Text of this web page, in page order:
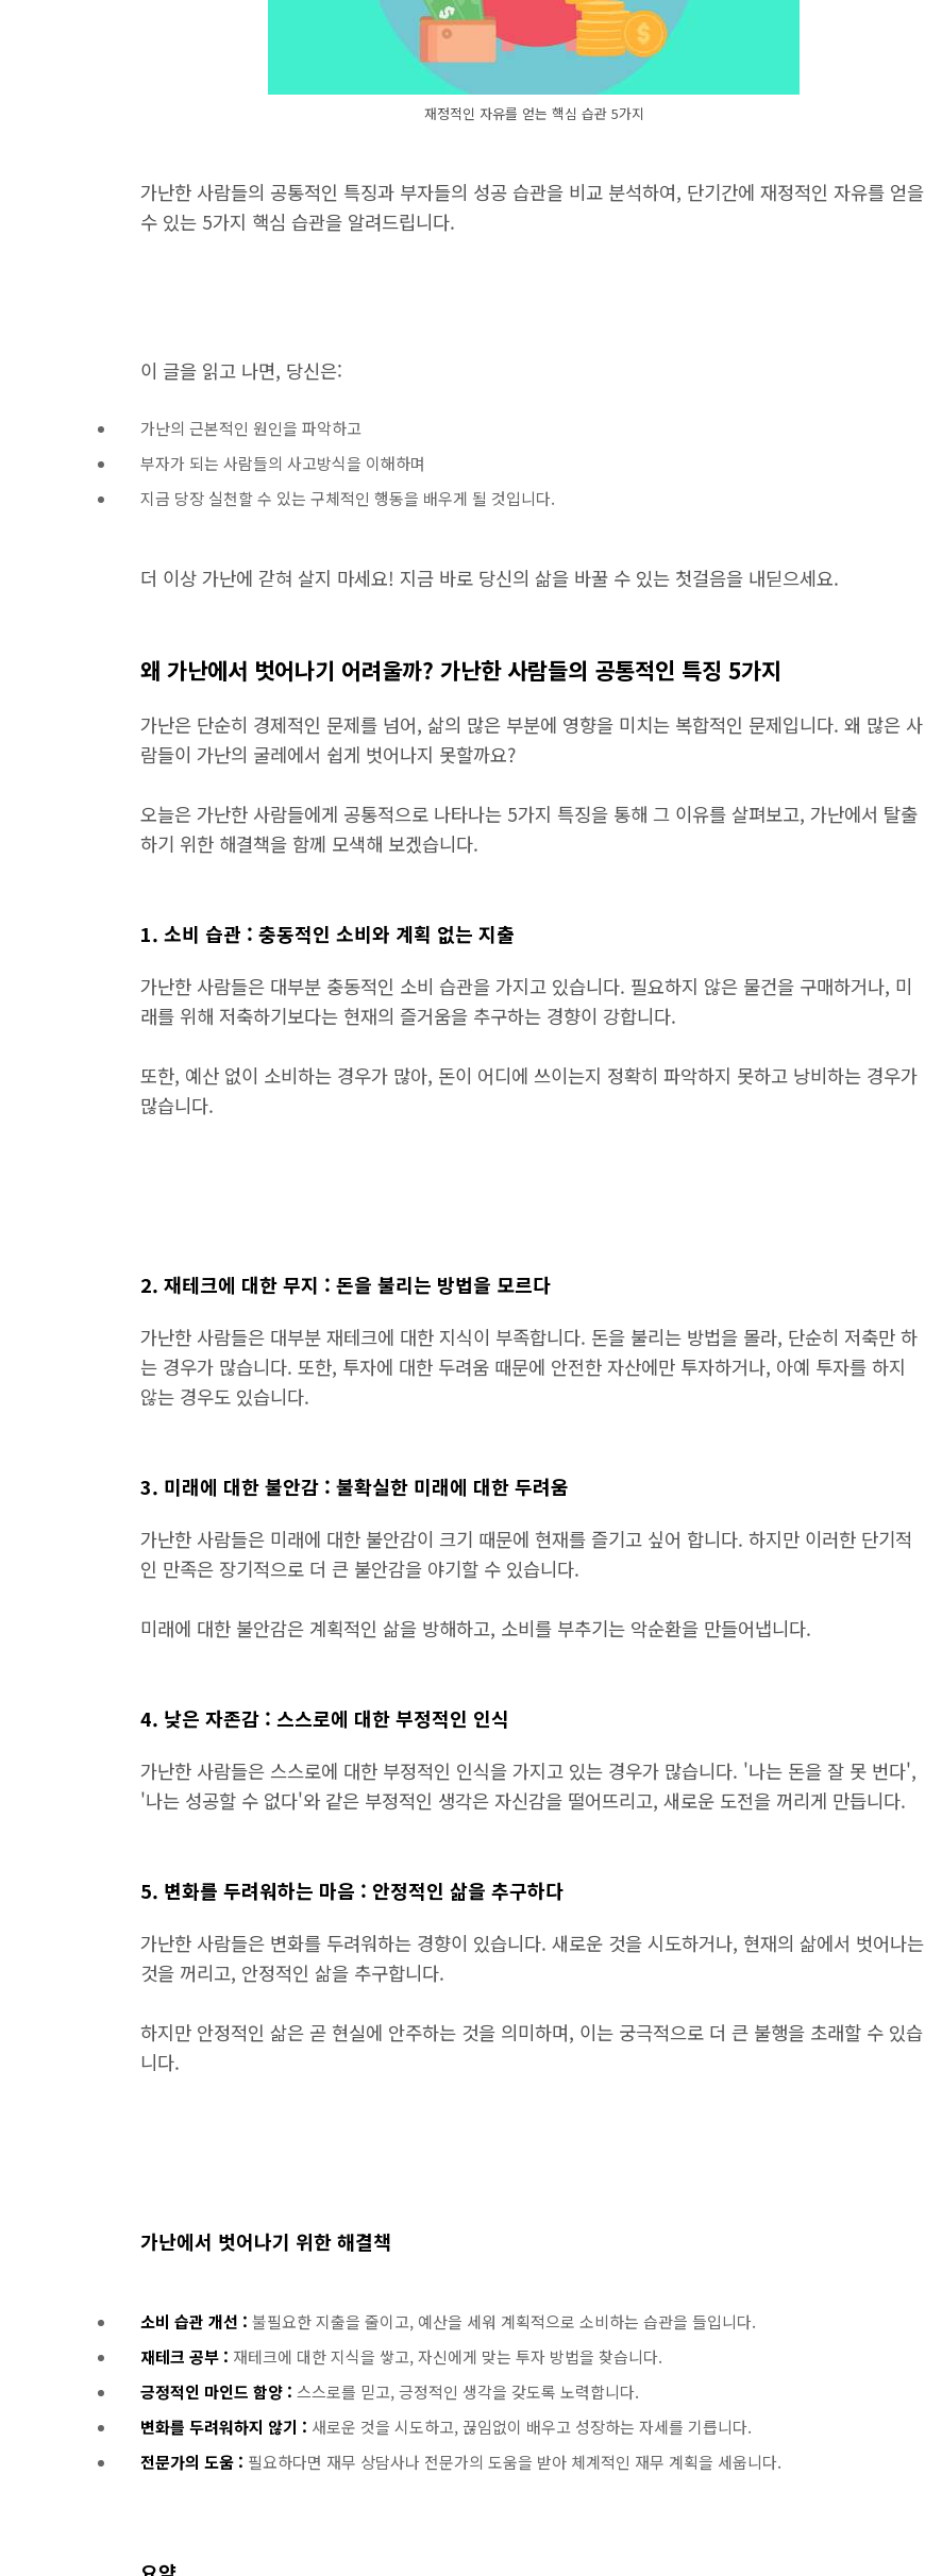
재정적인 자유를 얻는 핵심 습관 5가지
가난한 사람들의 공통적인 특징과 부자들의 성공 습관을 비교 분석하여, 단기간에 재정적인 자유를 얻을
수 있는 5가지 핵심 습관을 알려드립니다.
이 글을 읽고 나면, 당신은:
가난의 근본적인 원인을 파악하고
부자가 되는 사람들의 사고방식을 이해하며
지금 당장 실천할 수 있는 구체적인 행동을 배우게 될 것입니다.
더 이상 가난에 갇혀 살지 마세요! 지금 바로 당신의 삶을 바꿀 수 있는 첫걸음을 내딛으세요.
왜 가난에서 벗어나기 어려울까? 가난한 사람들의 공통적인 특징 5가지
가난은 단순히 경제적인 문제를 넘어, 삶의 많은 부분에 영향을 미치는 복합적인 문제입니다. 왜 많은 사
람들이 가난의 굴레에서 쉽게 벗어나지 못할까요?
오늘은 가난한 사람들에게 공통적으로 나타나는 5가지 특징을 통해 그 이유를 살펴보고, 가난에서 탈출
하기 위한 해결책을 함께 모색해 보겠습니다.
1. 소비 습관 : 충동적인 소비와 계획 없는 지출
가난한 사람들은 대부분 충동적인 소비 습관을 가지고 있습니다. 필요하지 않은 물건을 구매하거나, 미
래를 위해 저축하기보다는 현재의 즐거움을 추구하는 경향이 강합니다.
또한, 예산 없이 소비하는 경우가 많아, 돈이 어디에 쓰이는지 정확히 파악하지 못하고 낭비하는 경우가
많습니다.
2. 재테크에 대한 무지 : 돈을 불리는 방법을 모르다
가난한 사람들은 대부분 재테크에 대한 지식이 부족합니다. 돈을 불리는 방법을 몰라, 단순히 저축만 하
는 경우가 많습니다. 또한, 투자에 대한 두려움 때문에 안전한 자산에만 투자하거나, 아예 투자를 하지
않는 경우도 있습니다.
3. 미래에 대한 불안감 : 불확실한 미래에 대한 두려움
가난한 사람들은 미래에 대한 불안감이 크기 때문에 현재를 즐기고 싶어 합니다. 하지만 이러한 단기적
인 만족은 장기적으로 더 큰 불안감을 야기할 수 있습니다.
미래에 대한 불안감은 계획적인 삶을 방해하고, 소비를 부추기는 악순환을 만들어냅니다.
4. 낮은 자존감 : 스스로에 대한 부정적인 인식
가난한 사람들은 스스로에 대한 부정적인 인식을 가지고 있는 경우가 많습니다. '나는 돈을 잘 못 번다',
'나는 성공할 수 없다'와 같은 부정적인 생각은 자신감을 떨어뜨리고, 새로운 도전을 꺼리게 만듭니다.
5. 변화를 두려워하는 마음 : 안정적인 삶을 추구하다
가난한 사람들은 변화를 두려워하는 경향이 있습니다. 새로운 것을 시도하거나, 현재의 삶에서 벗어나는
것을 꺼리고, 안정적인 삶을 추구합니다.
하지만 안정적인 삶은 곧 현실에 안주하는 것을 의미하며, 이는 궁극적으로 더 큰 불행을 초래할 수 있습
니다.
가난에서 벗어나기 위한 해결책
소비 습관 개선 : 불필요한 지출을 줄이고, 예산을 세워 계획적으로 소비하는 습관을 들입니다.
재테크 공부 : 재테크에 대한 지식을 쌓고, 자신에게 맞는 투자 방법을 찾습니다.
긍정적인 마인드 함양 : 스스로를 믿고, 긍정적인 생각을 갖도록 노력합니다.
변화를 두려워하지 않기 : 새로운 것을 시도하고, 끊임없이 배우고 성장하는 자세를 기릅니다.
전문가의 도움 : 필요하다면 재무 상담사나 전문가의 도움을 받아 체계적인 재무 계획을 세웁니다.